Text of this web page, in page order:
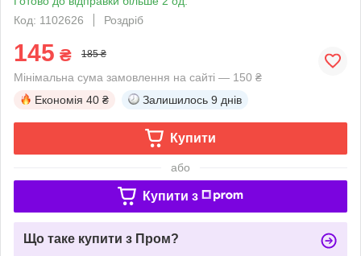
Код: 1102626
Роздріб
145 ₴ 185 ₴
Мінімальна сума замовлення на сайті — 150 ₴
Економія 40 ₴ Залишилось 9 днів
Купити
або
Купити з
Що таке купити з Пром?